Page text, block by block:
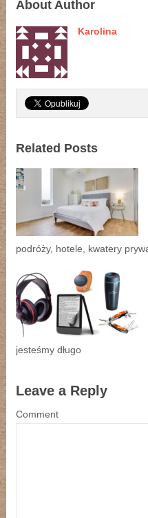
About Author
Karolina
Related Posts
podróży, hotele, kwatery
jesteśmy długo
Leave a Reply
Comment